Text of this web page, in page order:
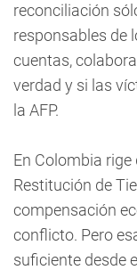
reconciliación
responsables de
cuentas,
verdad y si las
la AFP.
En Colombia
Restitución de
compensación
conflicto. Pero
suficiente desde